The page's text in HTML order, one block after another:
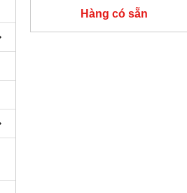
Hàng có sẵn